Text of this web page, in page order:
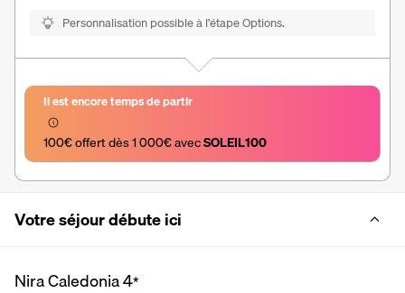
Personnalisation possible à l’étape Options.
Il est encore temps de partir
100€ offert dès 1 000€ avec SOLEIL100
Votre séjour débute ici
Nira Caledonia4*